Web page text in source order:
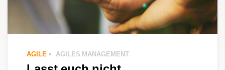
AGILE AGILES MANAGEMENT